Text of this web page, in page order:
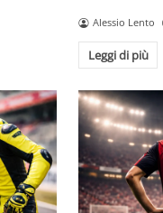
Alessio Lento
Leggi di più